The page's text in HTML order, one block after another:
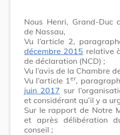
Nous Henri, Grand-Duc
de Nassau,
Vu l’article 2,
décembre 2015 relative
de déclaration (NCD) ;
Vu l’avis de la Chambre
Vu l’article 1er,
juin 2017 sur
et considérant qu’il y a
Sur le rapport de Notre
et après délibération
conseil ;